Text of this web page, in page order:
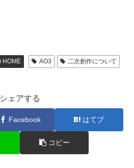
HOME AO3
二次創作について
シェアする
Facebook はてブ
コピー